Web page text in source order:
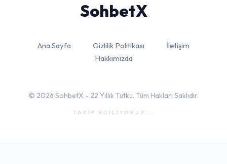
SohbetX
Ana Sayfa Gizlilik Politikası
İletişim
Hakkımızda
© 2026 SohbetX - 22 Yıllık Tutku. Tüm Hakları Saklıdır.
TAKİP EDİLİYORUZ...